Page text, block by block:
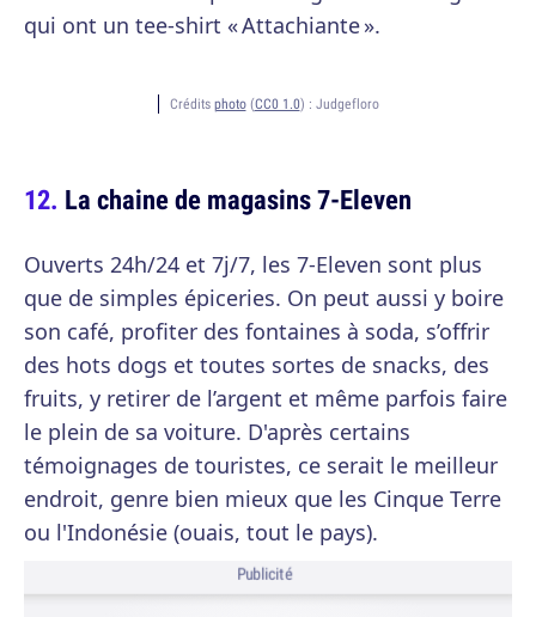
qui ont un tee-shirt « Attachiante ».
Crédits photo(CC0 1.0) : Judgefloro
La chaine de magasins 7-Eleven
Ouverts 24h/24 et 7j/7, les 7-Eleven sont plus
que de simples épiceries. On peut aussi y boire
son café, profiter des fontaines à soda, s’offrir
des hots dogs et toutes sortes de snacks, des
fruits, y retirer de l’argent et même parfois faire
le plein de sa voiture. D'après certains
témoignages de touristes, ce serait le meilleur
endroit, genre bien mieux que les Cinque Terre
ou l'Indonésie (ouais, tout le pays).
Publicité